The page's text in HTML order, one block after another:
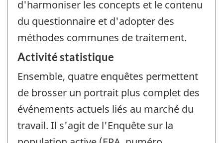
d'harmoniser les concepts et le contenu
du questionnaire et d'adopter des
méthodes communes de traitement.
Activité statistique
Ensemble, quatre enquêtes permettent
de brosser un portrait plus complet des
événements actuels liés au marché du
travail. Il s'agit de l'Enquête sur la